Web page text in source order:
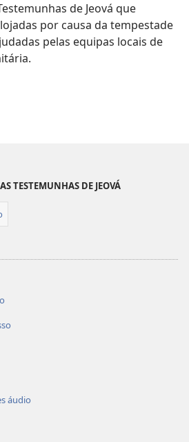
de Jeová que
por causa da tempestade
pelas equipas locais de
TESTEMUNHAS DE JEOVÁ
áudio